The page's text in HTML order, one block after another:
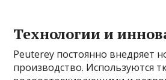
Технологии и
Peuterey постоянно внедряет
производство. Используются